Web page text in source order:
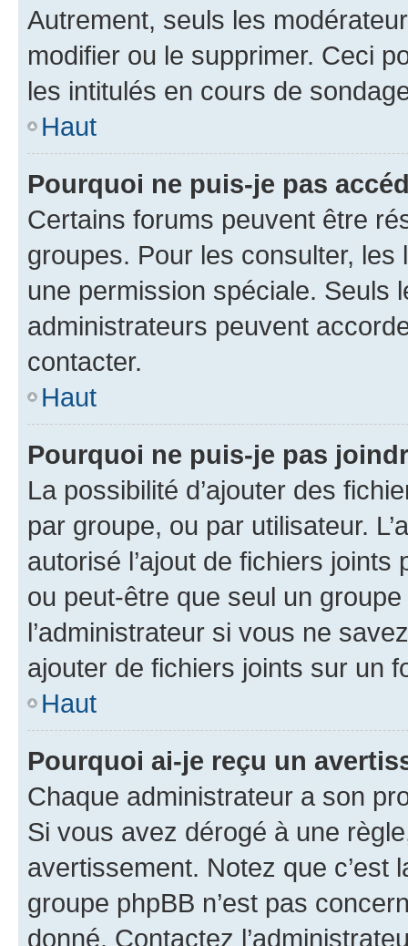
Autrement, seuls les
modifier ou le supprimer. Ceci
les intitulés en cours de
Haut
Pourquoi ne puis-je pas
Certains forums peuvent être
groupes. Pour les consulter,
une permission spéciale. Seuls
administrateurs peuvent
contacter.
Haut
Pourquoi ne puis-je pas
La possibilité d’ajouter des
par groupe, ou par utilisateur.
autorisé l’ajout de fichiers
ou peut-être que seul un
l’administrateur si vous ne
ajouter de fichiers joints sur un
Haut
Pourquoi ai-je reçu un
Chaque administrateur a son
Si vous avez dérogé à une
avertissement. Notez que c’est
groupe phpBB n’est pas
donné. Contactez